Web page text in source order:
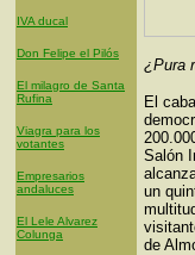
IVA ducal
Don Felipe el Pilós
El milagro de Santa
Rufina
Viagra para los
votantes
Empresarios
andaluces
El Lele Alvarez
Colunga
¿Pura
El
Salón
un
de